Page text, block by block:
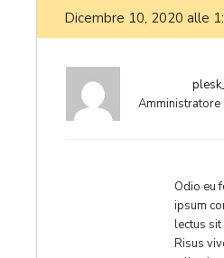
Dicembre 10, 2020 alle
Amministratore
Odio eu
ipsum
lectus sit
Risus